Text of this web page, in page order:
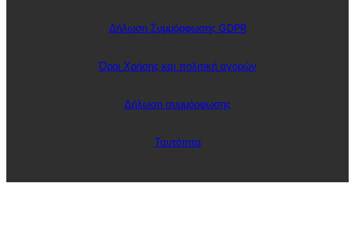
Δήλωση Συμμόρφωσης GDPR
Όροι Χρήσης και πολιτική αγορών
Δήλωση συμμόρφωσης
Ταυτότητα